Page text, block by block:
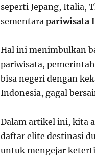
seperti Jepang, Italia,
sementara pariwisata
Hal ini menimbulkan
pariwisata,
bisa negeri dengan
Indonesia, gagal
Dalam artikel ini, kita
daftar elite destinasi
untuk mengejar